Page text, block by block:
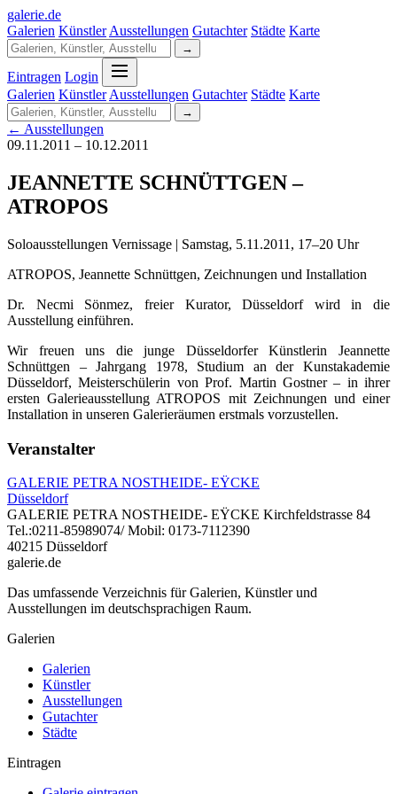
galerie.de
Galerien Künstler Ausstellungen Gutachter Städte Karte
→
Eintragen Login
Galerien Künstler Ausstellungen Gutachter Städte Karte
→
← Ausstellungen
09.11.2011 – 10.12.2011
JEANNETTE SCHNÜTTGEN –
ATROPOS
Soloausstellungen Vernissage | Samstag, 5.11.2011, 17–20 Uhr
ATROPOS, Jeannette Schnüttgen, Zeichnungen und Installation
Dr. Necmi Sönmez, freier Kurator, Düsseldorf wird in die
Ausstellung einführen.
Wir freuen uns die junge Düsseldorfer Künstlerin Jeannette
Schnüttgen – Jahrgang 1978, Studium an der Kunstakademie
Düsseldorf, Meisterschülerin von Prof. Martin Gostner – in ihrer
ersten Galerieausstellung ATROPOS mit Zeichnungen und einer
Installation in unseren Galerieräumen erstmals vorzustellen.
Veranstalter
GALERIE PETRA NOSTHEIDE- EŸCKE
Düsseldorf
GALERIE PETRA NOSTHEIDE- EŸCKE Kirchfeldstrasse 84
Tel.:0211-85989074/ Mobil: 0173-7112390
40215 Düsseldorf
galerie.de
Das umfassende Verzeichnis für Galerien, Künstler und
Ausstellungen im deutschsprachigen Raum.
Galerien
Galerien
Künstler
Ausstellungen
Gutachter
Städte
Eintragen